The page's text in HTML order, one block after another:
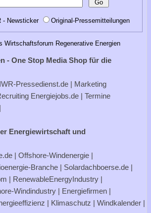
- Newsticker Original-Pressemitteilungen
Wirtschaftsforum Regenerative Energien
- One Stop Media Shop für die
IWR-Pressedienst.de | Marketing
Energiejobs.de | Termine
|
Energiewirtschaft und
| Offshore-Windenergie |
Branche | Solardachboerse.de |
| RenewableEnergyIndustry |
Windindustry | Energiefirmen |
| Klimaschutz | Windkalender |